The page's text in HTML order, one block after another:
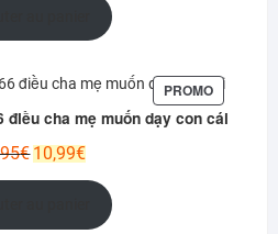
actuel
est :
PROMOPRODUIT
EN
điều cha mẹ muốn dạy con cái
€Le
10,99€Le
actuel
est :